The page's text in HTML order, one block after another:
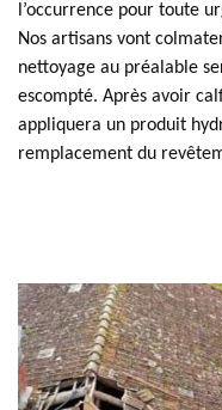
l’occurrence pour toute
Nos artisans vont
nettoyage au préalable
escompté. Après avoir
appliquera un produit
remplacement du